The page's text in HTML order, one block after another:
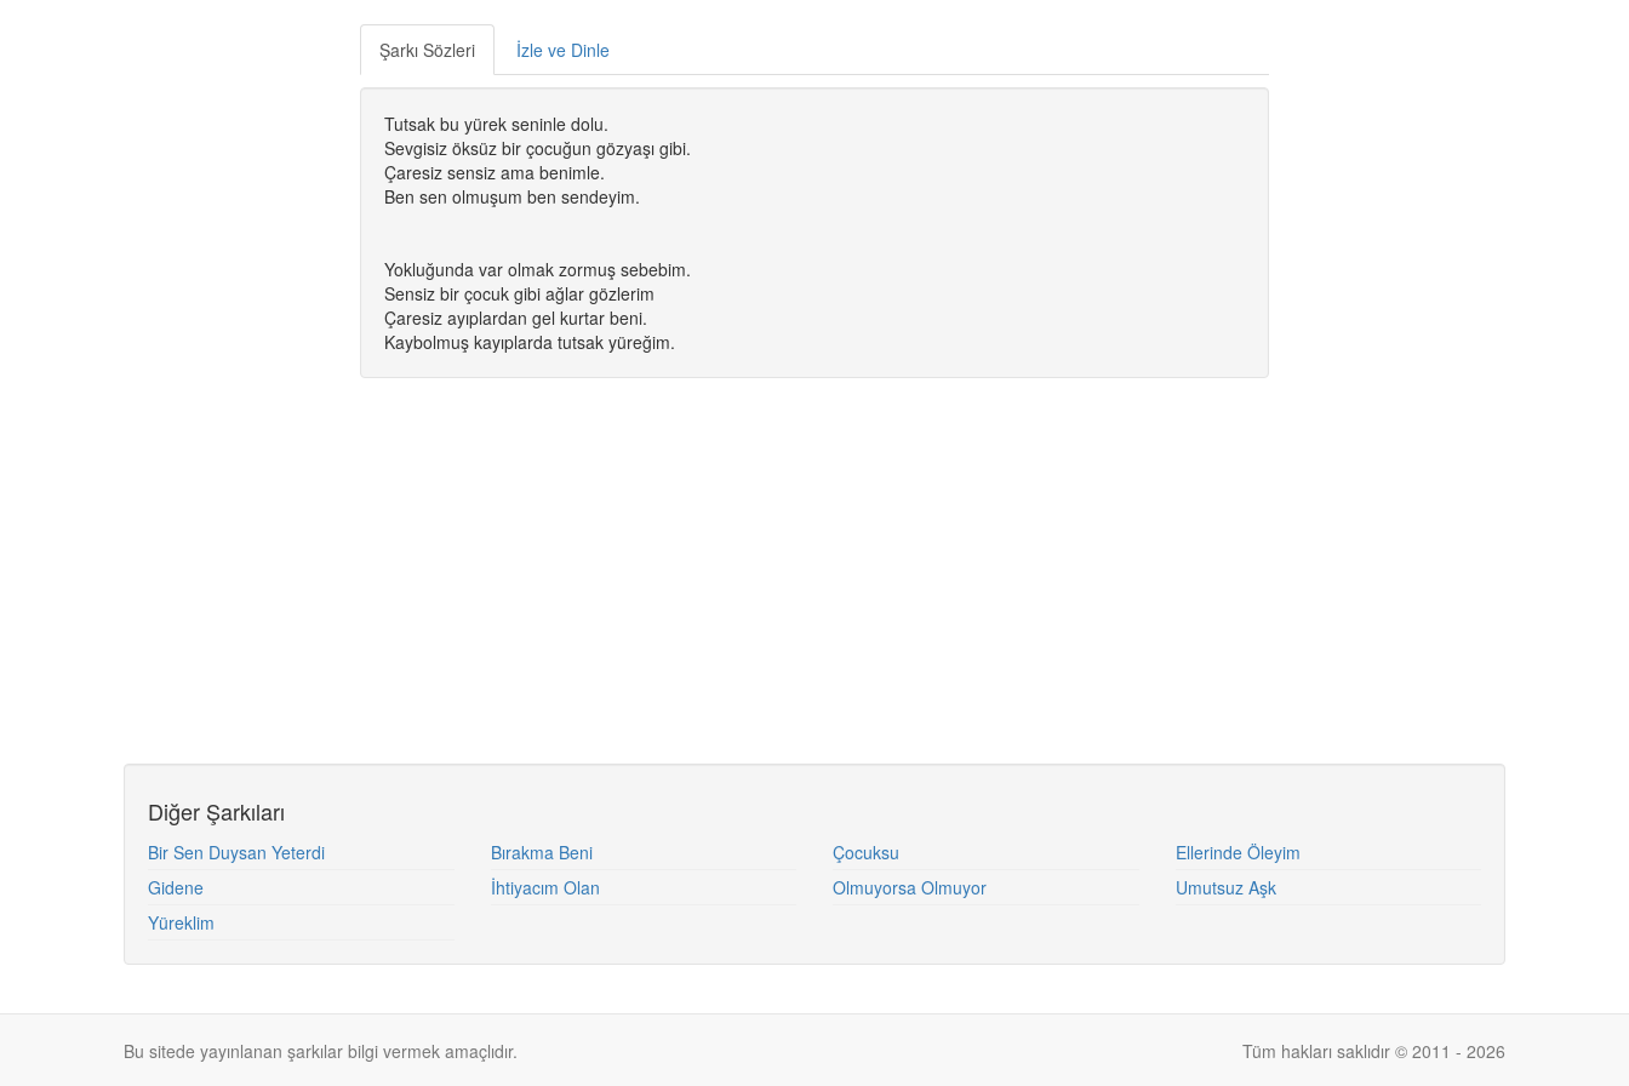
Şarkı Sözleri İzle ve Dinle
Tutsak bu yürek seninle dolu.
Sevgisiz öksüz bir çocuğun gözyaşı gibi.
Çaresiz sensiz ama benimle.
Ben sen olmuşum ben sendeyim.
Yokluğunda var olmak zormuş sebebim.
Sensiz bir çocuk gibi ağlar gözlerim
Çaresiz ayıplardan gel kurtar beni.
Kaybolmuş kayıplarda tutsak yüreğim.
Diğer Şarkıları
Bir Sen Duysan Yeterdi Bırakma Beni Çocuksu
Ellerinde Öleyim
Gidene
İhtiyacım Olan Olmuyorsa Olmuyor
Umutsuz Aşk
Yüreklim
Tüm hakları saklıdır © 2011 - 2026
Bu sitede yayınlanan şarkılar bilgi vermek amaçlıdır.